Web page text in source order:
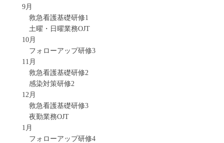
9月
救急看護基礎研修1
土曜・日曜業務OJT
10月
フォローアップ研修3
11月
救急看護基礎研修2
感染対策研修2
12月
救急看護基礎研修3
夜勤業務OJT
1月
フォローアップ研修4